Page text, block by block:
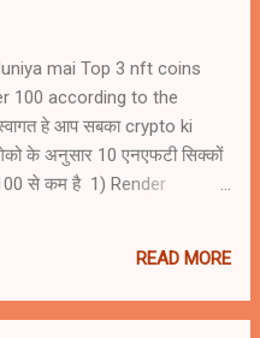
mai Top 3 nft coins
100 according to the
हे आप सबका crypto ki
के अनुसार 10 एनएफटी सिक्कों
से कम है 1) Render
4) Immutable (IMX)
(ENS) #rank117 6)
(SAND) #rank128 8)
READ MORE